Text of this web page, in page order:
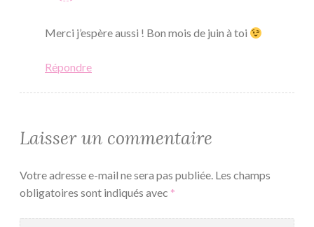
Merci j’espère aussi ! Bon mois de juin à toi
Répondre
Laisser un commentaire
Votre adresse e-mail ne sera pas publiée. Les champs
obligatoires sont indiqués avec *